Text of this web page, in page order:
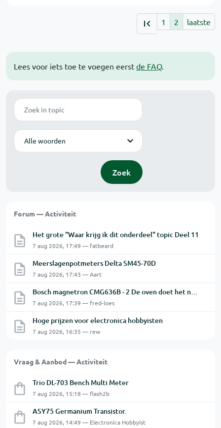
Lees voor iets toe te voegen eerst de FAQ.
Zoek
Modus
Zoek
Forum — Activiteit
Het grote "Waar krijg ik dit onderdeel" topic Deel 11
7 aug 2026, 17:49 — fatbeard
Meerslagenpotmeters Delta SM45-70D
7 aug 2026, 17:43 — Aart
Bosch magnetron CMG636B - 2 De oven doet het niet goed.
7 aug 2026, 17:39 — fred-loes
Hoge prijzen voor electronica hobbyisten
7 aug 2026, 16:35 — rew
Vraag & Aanbod — Activiteit
Trio DL-703 Bench Multi Meter
7 aug 2026, 15:18 — flash2b
ASY75 Germanium Transistor.
7 aug 2026, 14:49 — Electronica Hobbyist
1 2 laatste